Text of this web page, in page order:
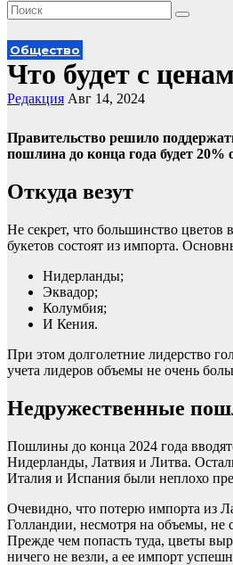
Общество
Что будет с
Редакция Авг 14, 2024
Правительство решило
пошлина до конца года будет 20%
Откуда везут
Не секрет, что большинство цветов
букетов состоят из импорта.
Нидерланды;
Эквадор;
Колумбия;
И Кения.
При этом долголетние лидерство
учета лидеров объемы не очень
Недружественные
Пошлины до конца 2024 года
Нидерланды, Латвия и Литва.
Италия и Испания были неплохо
Очевидно, что потерю импорта из
Голландии, несмотря на объемы, не
Прежде чем попасть туда, цветы
ничего не везли, а ее импорт